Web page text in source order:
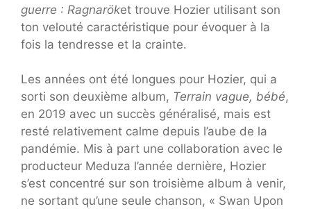
guerre : Ragnaröket trouve Hozier utilisant son
ton velouté caractéristique pour évoquer à la
fois la tendresse et la crainte.
Les années ont été longues pour Hozier, qui a
sorti son deuxième album, Terrain vague, bébé,
en 2019 avec un succès généralisé, mais est
resté relativement calme depuis l’aube de la
pandémie. Mis à part une collaboration avec le
producteur Meduza l’année dernière, Hozier
s’est concentré sur son troisième album à venir,
ne sortant qu’une seule chanson, « Swan Upon